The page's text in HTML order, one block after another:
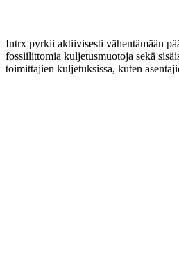
Intrx pyrkii aktiivisesti vähentämään
fossiilittomia kuljetusmuotoja sekä
toimittajien kuljetuksissa, kuten